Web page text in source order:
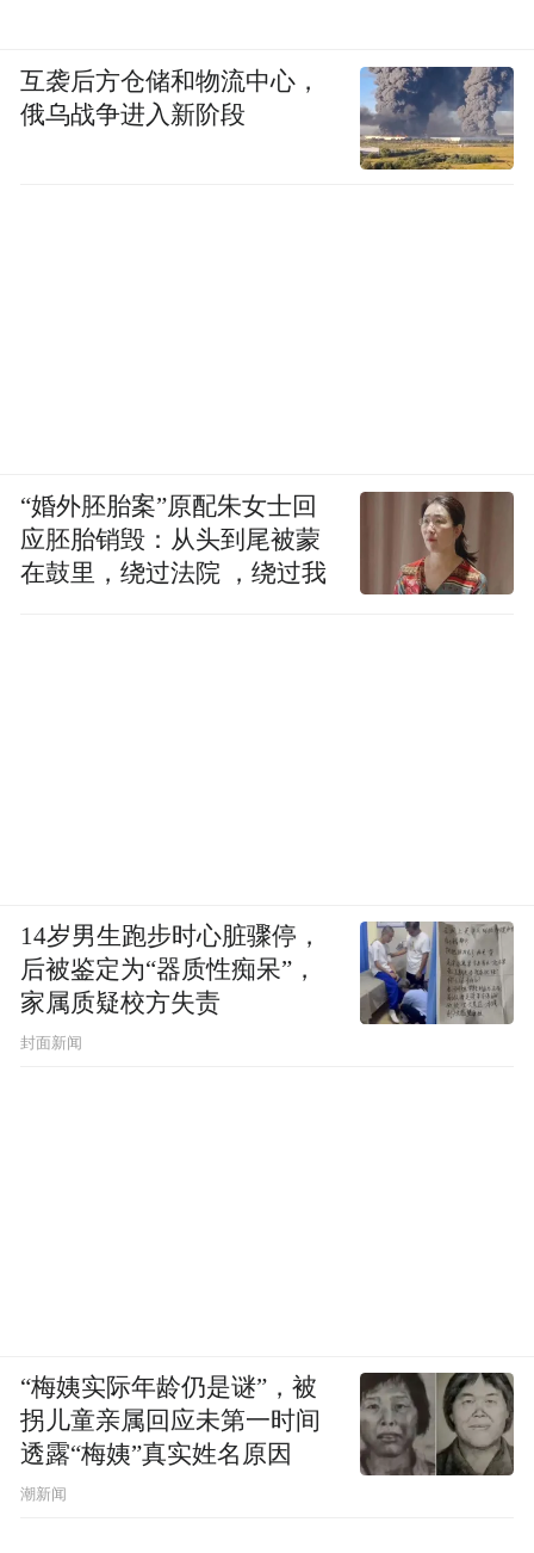
by the user of Dafeng Hao, which is a social media
platform and merely provides information storage
space services.”
互袭后方仓储和物流中心，
俄乌战争进入新阶段
“婚外胚胎案”原配朱女士回
应胚胎销毁：从头到尾被蒙
在鼓里，绕过法院 ，绕过我
14岁男生跑步时心脏骤停，
后被鉴定为“器质性痴呆”，
家属质疑校方失责
封面新闻
“梅姨实际年龄仍是谜”，被
拐儿童亲属回应未第一时间
透露“梅姨”真实姓名原因
潮新闻